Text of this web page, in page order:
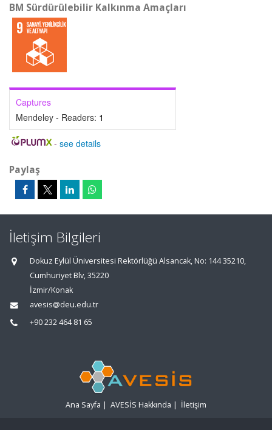
BM Sürdürülebilir Kalkınma Amaçları
Captures
Mendeley - Readers: 1
- see details
Paylaş
İletişim Bilgileri
Dokuz Eylül Üniversitesi Rektörlüğü Alsancak, No: 144 35210,
Cumhuriyet Blv, 35220
İzmir/Konak
avesis@deu.edu.tr
+90 232 464 81 65
Ana Sayfa | AVESİS Hakkında | İletişim